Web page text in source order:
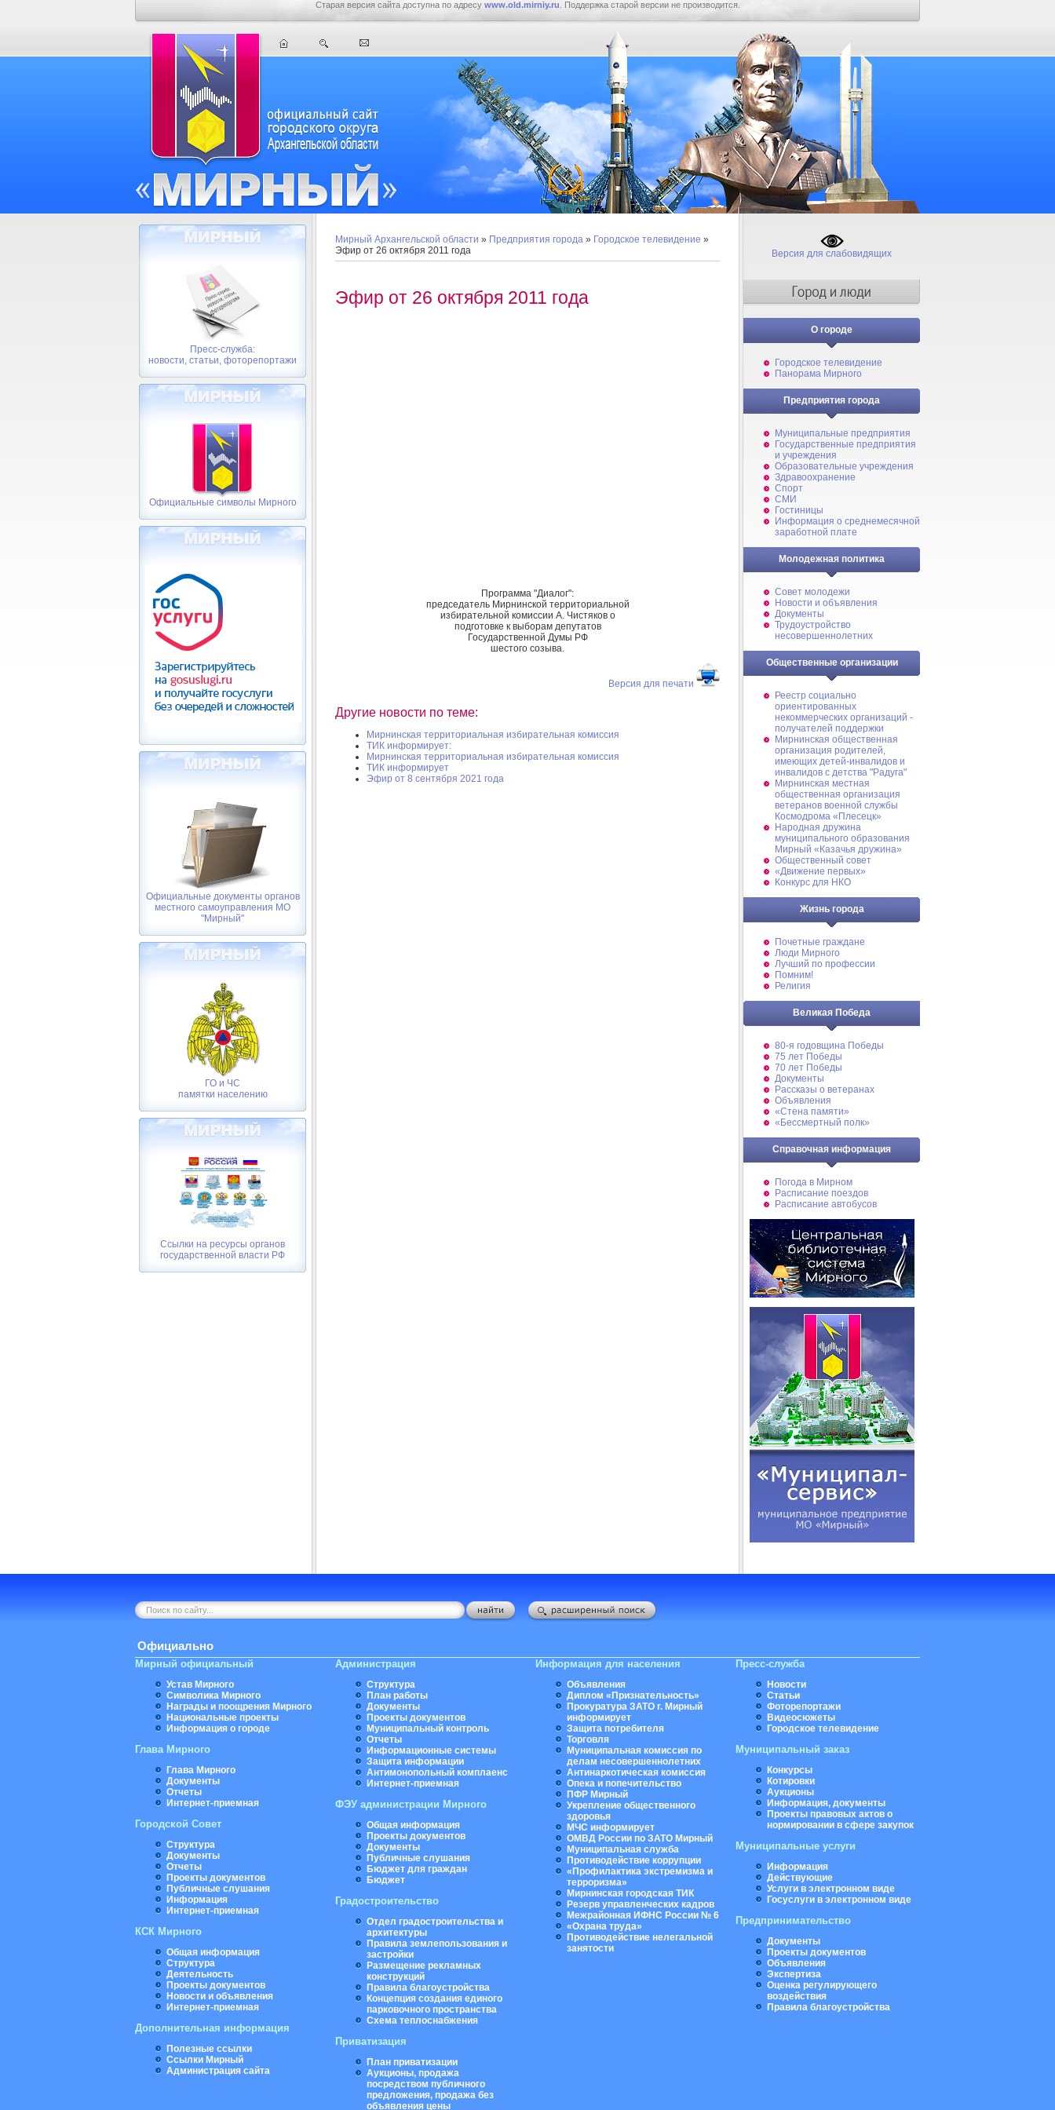
Старая версия сайта доступна по адресу www.old.mirniy.ru . Поддержка старой версии не производится.
Пресс-служба:
новости, статьи, фоторепортажи
Официальные символы Мирного
Официальные документы органов
местного самоуправления МО
"Мирный"
ГО и ЧС
памятки населению
Ссылки на ресурсы органов
государственной власти РФ
Мирный Архангельской области » Предприятия города » Городское телевидение »
Эфир от 26 октября 2011 года
Эфир от 26 октября 2011 года
Программа "Диалог":
председатель Мирнинской территориальной
избирательной комиссии А. Чистяков о
подготовке к выборам депутатов
Государственной Думы РФ
шестого созыва.
Версия для печати
Другие новости по теме:
Мирнинская территориальная избирательная комиссия
ТИК информирует:
Мирнинская территориальная избирательная комиссия
ТИК информирует
Эфир от 8 сентября 2021 года
Версия для слабовидящих
О городе
Городское телевидение
Панорама Мирного
Предприятия города
Муниципальные предприятия
Государственные предприятия
и учреждения
Образовательные учреждения
Здравоохранение
Спорт
СМИ
Гостиницы
Информация о среднемесячной
заработной плате
Молодежная политика
Совет молодежи
Новости и объявления
Документы
Трудоустройство
несовершеннолетних
Общественные организации
Реестр социально
ориентированных
некоммерческих организаций -
получателей поддержки
Мирнинская общественная
организация родителей,
имеющих детей-инвалидов и
инвалидов с детства "Радуга"
Мирнинская местная
общественная организация
ветеранов военной службы
Космодрома «Плесецк»
Народная дружина
муниципального образования
Мирный «Казачья дружина»
Общественный совет
«Движение первых»
Конкурс для НКО
Жизнь города
Почетные граждане
Люди Мирного
Лучший по профессии
Помним!
Религия
Великая Победа
80-я годовщина Победы
75 лет Победы
70 лет Победы
Документы
Рассказы о ветеранах
Объявления
«Стена памяти»
«Бессмертный полк»
Справочная информация
Погода в Мирном
Расписание поездов
Расписание автобусов
Официально
Мирный официальный
Устав Мирного
Символика Мирного
Награды и поощрения Мирного
Национальные проекты
Информация о городе
Глава Мирного
Глава Мирного
Документы
Отчеты
Интернет-приемная
Городской Совет
Структура
Документы
Отчеты
Проекты документов
Публичные слушания
Информация
Интернет-приемная
КСК Мирного
Общая информация
Структура
Деятельность
Проекты документов
Новости и объявления
Интернет-приемная
Дополнительная информация
Полезные ссылки
Ссылки Мирный
Администрация сайта
Администрация
Структура
План работы
Документы
Проекты документов
Муниципальный контроль
Отчеты
Информационные системы
Защита информации
Антимонопольный комплаенс
Интернет-приемная
ФЭУ администрации Мирного
Общая информация
Проекты документов
Документы
Публичные слушания
Бюджет для граждан
Бюджет
Градостроительство
Отдел градостроительства и
архитектуры
Правила землепользования и
застройки
Размещение рекламных
конструкций
Правила благоустройства
Концепция создания единого
парковочного пространства
Схема теплоснабжения
Приватизация
План приватизации
Аукционы, продажа
посредством публичного
предложения, продажа без
объявления цены
Информация для населения
Объявления
Диплом «Признательность»
Прокуратура ЗАТО г. Мирный
информирует
Защита потребителя
Торговля
Муниципальная комиссия по
делам несовершеннолетних
Антинаркотическая комиссия
Опека и попечительство
ПФР Мирный
Укрепление общественного
здоровья
МЧС информирует
ОМВД России по ЗАТО Мирный
Муниципальная cлужба
Противодействие коррупции
«Профилактика экстремизма и
терроризма»
Мирнинская городская ТИК
Резерв управленческих кадров
Межрайонная ИФНС России № 6
«Охрана труда»
Противодействие нелегальной
занятости
Пресс-служба
Новости
Статьи
Фоторепортажи
Видеосюжеты
Городское телевидение
Муниципальный заказ
Конкурсы
Котировки
Аукционы
Информация, документы
Проекты правовых актов о
нормировании в сфере закупок
Муниципальные услуги
Информация
Действующие
Услуги в электронном виде
Госуслуги в электронном виде
Предпринимательство
Документы
Проекты документов
Объявления
Экспертиза
Оценка регулирующего
воздействия
Правила благоустройства